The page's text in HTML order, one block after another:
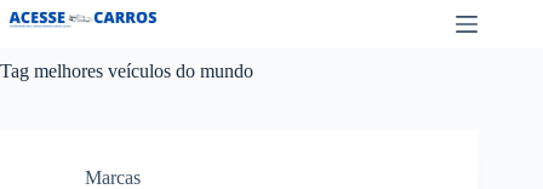
Pular
para
conteúdo
Tag melhores veículos do mundo
Marcas